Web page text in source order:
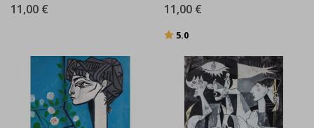
11,00 €
11,00 €
Bewertung:
5.0